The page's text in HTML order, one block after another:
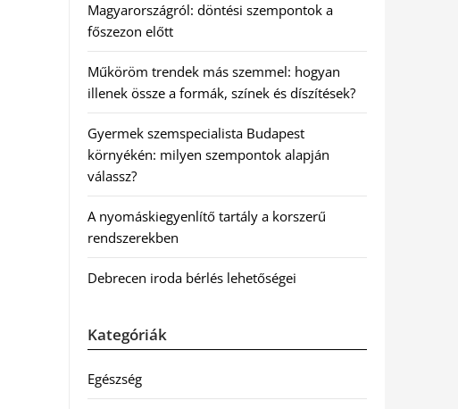
Magyarországról: döntési szempontok a
főszezon előtt
Műköröm trendek más szemmel: hogyan
illenek össze a formák, színek és díszítések?
Gyermek szemspecialista Budapest
környékén: milyen szempontok alapján
válassz?
A nyomáskiegyenlítő tartály a korszerű
rendszerekben
Debrecen iroda bérlés lehetőségei
Kategóriák
Egészség